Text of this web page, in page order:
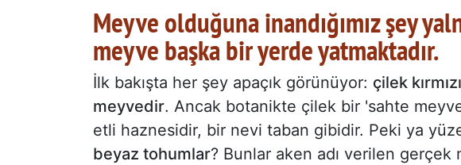
Meyve olduğuna inandığımız şey
meyve başka bir yerde yatmaktadır.
İlk bakışta her şey apaçık görünüyor: çilek
meyvedir. Ancak botanikte çilek bir 'sahte
etli haznesidir, bir nevi taban gibidir. Peki ya
beyaz tohumlar? Bunlar aken adı verilen gerçek